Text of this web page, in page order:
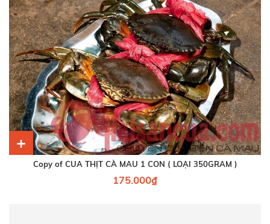
+
Copy of CUA THỊT CÀ MAU 1 CON ( LOẠI 350GRAM )
175.000₫